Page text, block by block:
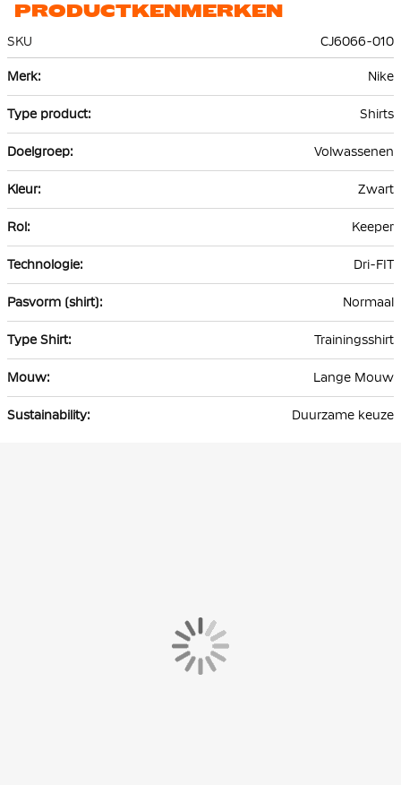
PRODUCTKENMERKEN
SKU
CJ6066-010
informatie
Nike
Shirts
Volwassenen
Zwart
Keeper
Dri-FIT
Normaal
Trainingsshirt
Lange Mouw
Duurzame keuze